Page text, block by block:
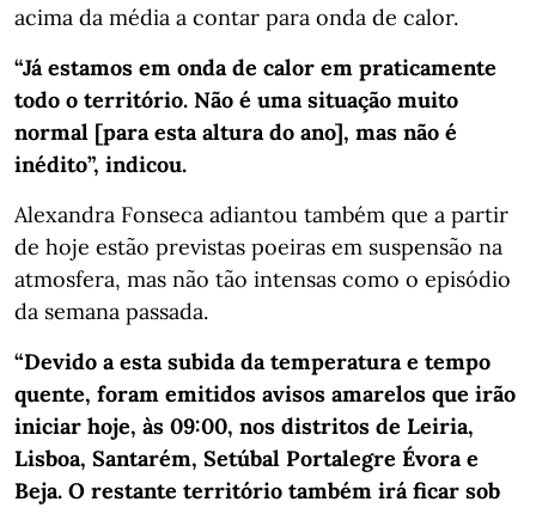
acima da média a contar para onda de calor.
“Já estamos em onda de calor em praticamente
todo o território. Não é uma situação muito
normal [para esta altura do ano], mas não é
inédito”, indicou.
Alexandra Fonseca adiantou também que a partir
de hoje estão previstas poeiras em suspensão na
atmosfera, mas não tão intensas como o episódio
da semana passada.
“Devido a esta subida da temperatura e tempo
quente, foram emitidos avisos amarelos que irão
iniciar hoje, às 09:00, nos distritos de Leiria,
Lisboa, Santarém, Setúbal Portalegre Évora e
Beja. O restante território também irá ficar sob